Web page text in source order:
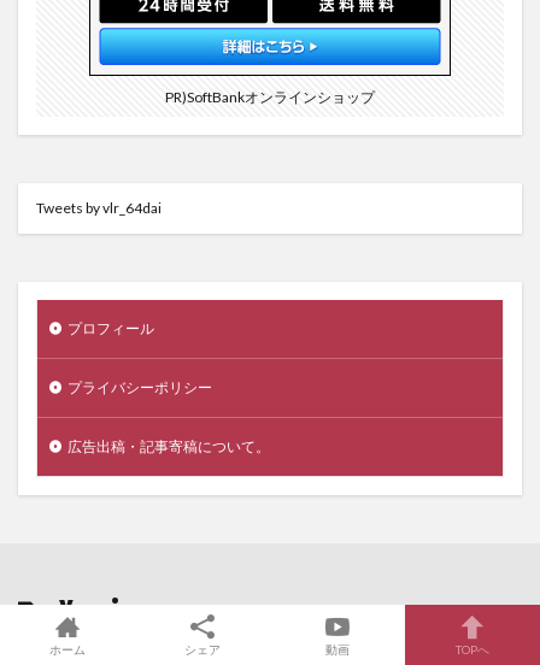
PR)SoftBankオンラインショップ
Tweets by vlr_64dai
プロフィール
プライバシーポリシー
広告出稿・記事寄稿について。
Xperia の最新記事8件
ホーム シェア 動画 TOPへ